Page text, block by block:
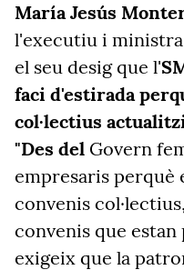
María Jesús
l'executiu i ministra
el seu desig que l'
faci d'estirada
col·lectius
"Des del Govern
empresaris perquè
convenis
convenis que estan
exigeix que la